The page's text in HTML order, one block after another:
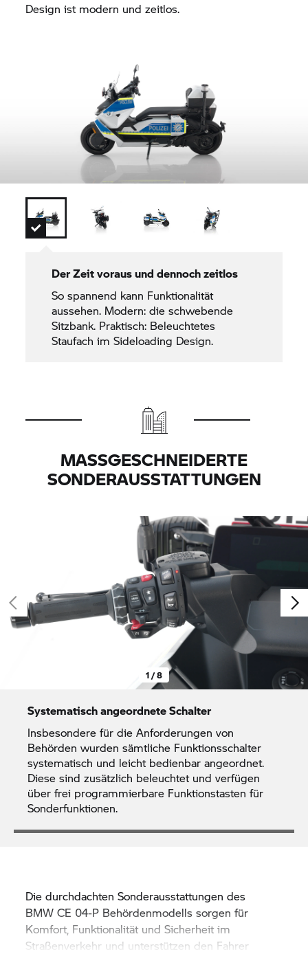
Design ist modern und zeitlos.
Der Zeit voraus und dennoch zeitlos
So spannend kann Funktionalität
aussehen. Modern: die schwebende
Sitzbank. Praktisch: Beleuchtetes
Staufach im Sideloading Design.
MASSGESCHNEIDERTE S
ONDERAUSSTATTUNGEN
1 / 8
Systematisch angeordnete Schalter
Insbesondere für die Anforderungen von
Behörden wurden sämtliche Funktionsschalter
systematisch und leicht bedienbar angeordnet.
Diese sind zusätzlich beleuchtet und verfügen
über frei programmierbare Funktionstasten für
Sonderfunktionen.
Die durchdachten Sonderausstattungen des
BMW CE 04-P Behördenmodells sorgen für
Komfort, Funktionalität und Sicherheit im
Straßenverkehr und unterstützen den Fahrer